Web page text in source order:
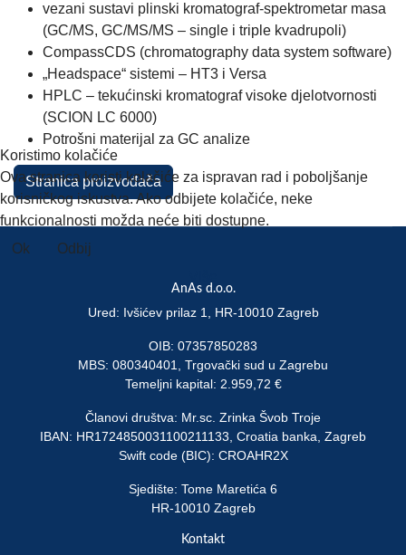
vezani sustavi plinski kromatograf-spektrometar masa
(GC/MS, GC/MS/MS – single i triple kvadrupoli)
CompassCDS (chromatography data system software)
„Headspace“ sistemi – HT3 i Versa
HPLC – tekućinski kromatograf visoke djelotvornosti
(SCION LC 6000)
Potrošni materijal za GC analize
Stranica proizvođača
AnAs d.o.o.
Ured: Ivšićev prilaz 1, HR-10010 Zagreb
OIB: 07357850283
MBS: 080340401, Trgovački sud u Zagrebu
Temeljni kapital: 2.959,72 €
Članovi društva: Mr.sc. Zrinka Švob Troje
IBAN: HR1724850031100211133, Croatia banka, Zagreb
Swift code (BIC): CROAHR2X
Sjedište: Tome Maretića 6
HR-10010 Zagreb
Kontakt
Koristimo kolačiće
Ova stranica koristi kolačiće za ispravan rad i poboljšanje
korisničkog iskustva. Ako odbijete kolačiće, neke
funkcionalnosti možda neće biti dostupne.
Ok
Odbij